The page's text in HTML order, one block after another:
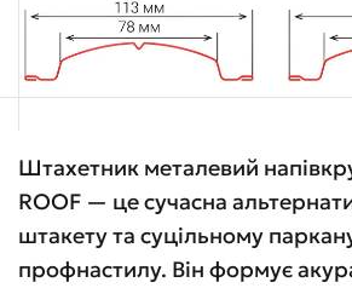
Штахетник металевий
ROOF — це сучасна
штакету та суцільному
профнастилу. Він формує